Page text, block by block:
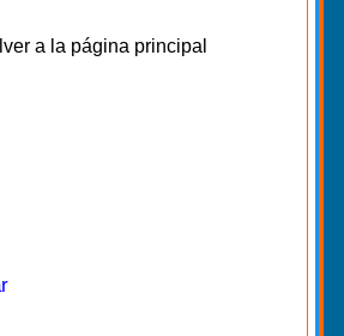
a la página principal